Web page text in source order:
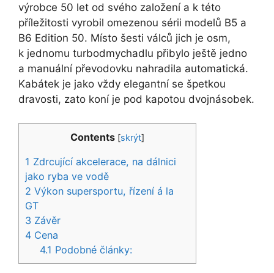
výrobce 50 let od svého založení a k této
příležitosti vyrobil omezenou sérii modelů B5 a
B6 Edition 50. Místo šesti válců jich je osm,
k jednomu turbodmychadlu přibylo ještě jedno
a manuální převodovku nahradila automatická.
Kabátek je jako vždy elegantní se špetkou
dravosti, zato koní je pod kapotou dvojnásobek.
Contents [skrýt]
1 Zdrcující akcelerace, na dálnici
jako ryba ve vodě
2 Výkon supersportu, řízení á la
GT
3 Závěr
4 Cena
4.1 Podobné články: